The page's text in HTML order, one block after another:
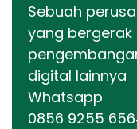
Sebuah
yang bergerak
digital lainnya
Whatsapp
0856 9255